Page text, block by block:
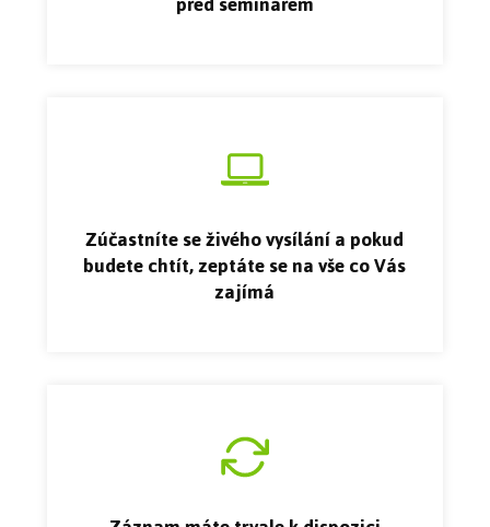
Zúčastníte se živého vysílání a pokud
budete chtít, zeptáte se na vše co Vás
zajímá